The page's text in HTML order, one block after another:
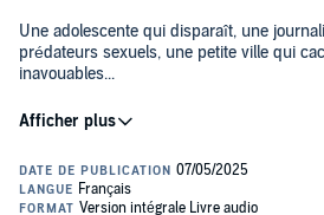
Une adolescente qui disparaît, une
prédateurs sexuels, une petite ville qui
inavouables...
Pourriez-vous pardonner à ceux qui ont
Secrets, disparitions, complots, cabales
malfaisantes, vengeance...